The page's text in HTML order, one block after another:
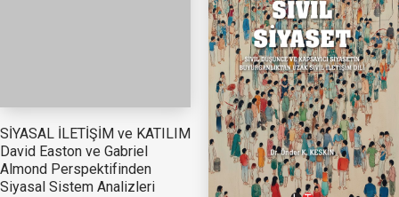
SİYASAL İLETİŞİM ve KATILIM
David Easton ve Gabriel
Almond Perspektifinden
Siyasal Sistem Analizleri